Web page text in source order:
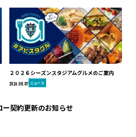
２０２６シーズンスタジアムグルメのご案内
2026.08.07 ニュース
契約更新のお知らせ